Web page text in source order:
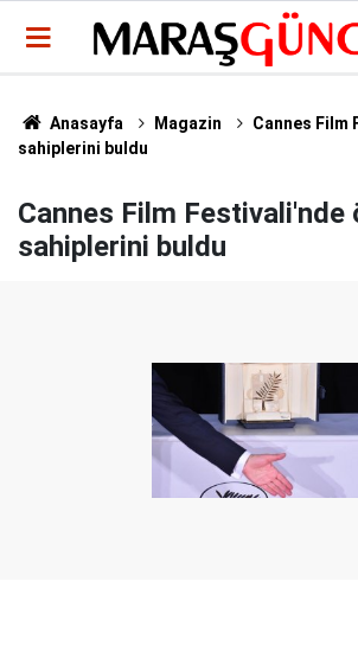
Anasayfa Magazin
Cannes Film
sahiplerini buldu
Cannes Film Festivali'nde
sahiplerini buldu